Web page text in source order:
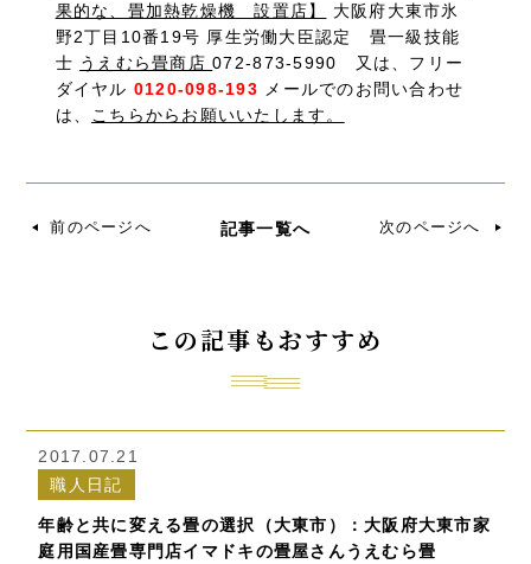
果的な、畳加熱乾燥機 設置店】
大阪府大東市氷
野2丁目10番19号 厚生労働大臣認定 畳一級技能
士 うえむら畳商店072-873-5990 又は、フリー
ダイヤル 0120-098-193
メールでのお問い合わせ
は、
こちらからお願いいたします。
前のページへ 記事一覧へ 次のページへ
この記事もおすすめ
2017.07.21
職人日記
年齢と共に変える畳の選択（大東市）：大阪府大東市家
庭用国産畳専門店イマドキの畳屋さんうえむら畳